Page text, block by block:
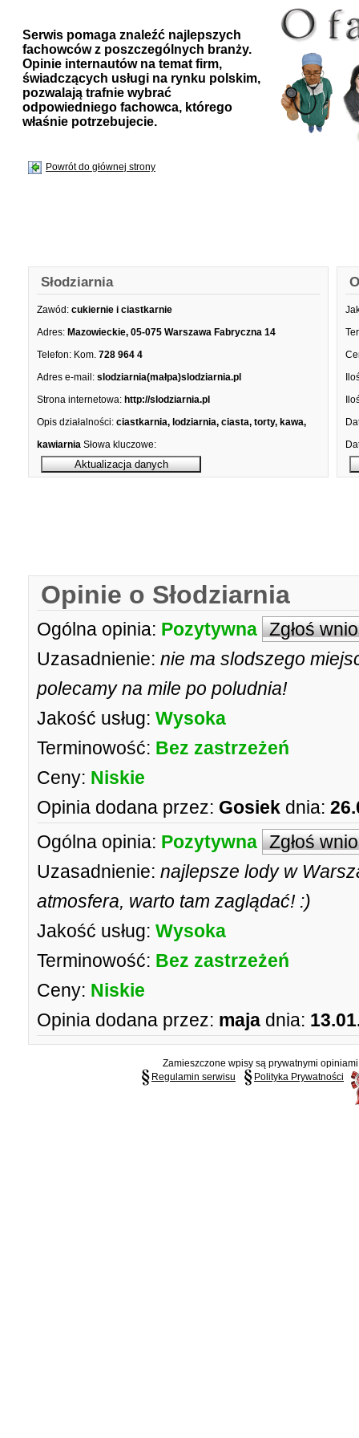
Serwis pomaga znaleźć najlepszych
fachowców z poszczególnych branży.
Opinie internautów na temat firm,
świadczących usługi na rynku polskim,
pozwalają trafnie wybrać
odpowiedniego fachowca, którego
właśnie potrzebujecie.
Powrót do głównej strony
Słodziarnia
Zawód: cukiernie i ciastkarnie
Adres: Mazowieckie, 05-075 Warszawa Fabryczna 14
Telefon: Kom. 728 964 4
Adres e-mail: slodziarnia(małpa)slodziarnia.pl
Strona internetowa: http://slodziarnia.pl
Opis działalności: ciastkarnia, lodziarnia, ciasta, torty, kawa,
kawiarnia Słowa kluczowe:
Opinie o Słodziarnia
Ogólna opinia: Pozytywna Zgłoś
Uzasadnienie: nie ma slodszego
polecamy na mile po poludnia!
Jakość usług: Wysoka
Terminowość: Bez zastrzeżeń
Ceny: Niskie
Opinia dodana przez: Gosiek dnia:
Ogólna opinia: Pozytywna Zgłoś
Uzasadnienie: najlepsze lody w
atmosfera, warto tam zaglądać! :)
Jakość usług: Wysoka
Terminowość: Bez zastrzeżeń
Ceny: Niskie
Opinia dodana przez: maja dnia:
Zamieszczone wpisy są prywatnymi
Regulamin serwisu
Polityka Prywatności